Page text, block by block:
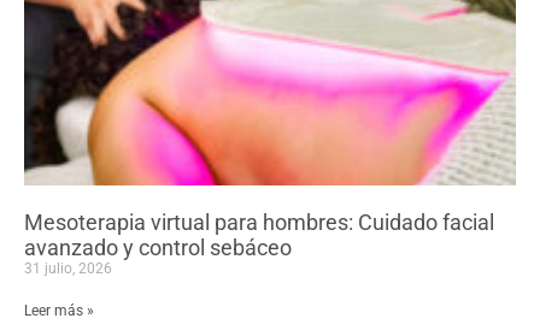
Mesoterapia virtual para hombres: Cuidado facial
avanzado y control sebáceo
31 julio, 2026
Leer más »